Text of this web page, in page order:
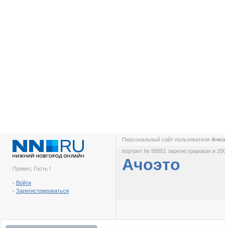
Привет, Гость !
- Войти
- Зарегистрироваться
Персональный сайт пользователя
портрет № 89551 зарегистрирован в
Ачоэто